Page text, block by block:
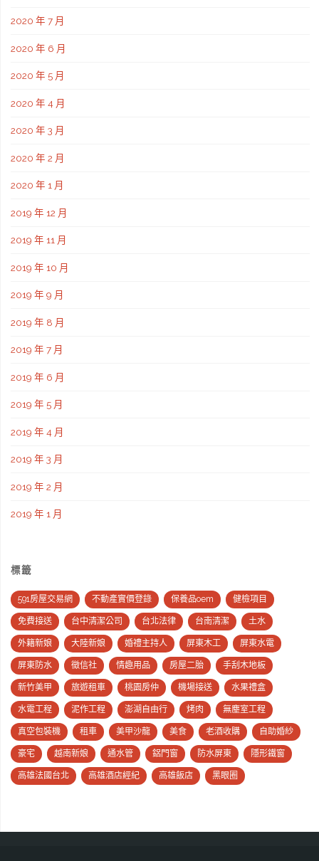
2020 年 7 月
2020 年 6 月
2020 年 5 月
2020 年 4 月
2020 年 3 月
2020 年 2 月
2020 年 1 月
2019 年 12 月
2019 年 11 月
2019 年 10 月
2019 年 9 月
2019 年 8 月
2019 年 7 月
2019 年 6 月
2019 年 5 月
2019 年 4 月
2019 年 3 月
2019 年 2 月
2019 年 1 月
標籤
591房屋交易網 不動產實價登錄 保養品oem 健檢項目
免費接送 台中清潔公司 台北法律 台南清潔 土水
外籍新娘 大陸新娘 婚禮主持人 屏東木工 屏東水電
屏東防水 徵信社 情趣用品 房屋二胎 手刮木地板
新竹美甲 旅遊租車 桃園房仲 機場接送 水果禮盒
水電工程 泥作工程 澎湖自由行 烤肉 無塵室工程
真空包裝機 租車 美甲沙龍 美食 老酒收購 自助婚紗
豪宅 越南新娘 通水管 鋁門窗 防水屏東 隱形鐵窗
高雄法國台北 高雄酒店經紀 高雄飯店 黑眼圈